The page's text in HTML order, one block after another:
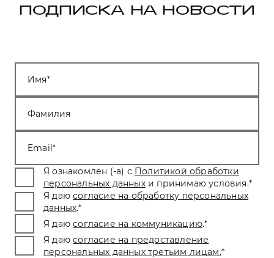
ПОДПИСКА НА НОВОСТИ
Имя
Фамилия
Email
Я ознакомлен (-а) с Политикой обработки
персональных данных и принимаю условия.*
Я даю согласие на обработку персональных
данных.*
Я даю согласие на коммуникацию.*
Я даю согласие на предоставление
персональных данных третьим лицам.*